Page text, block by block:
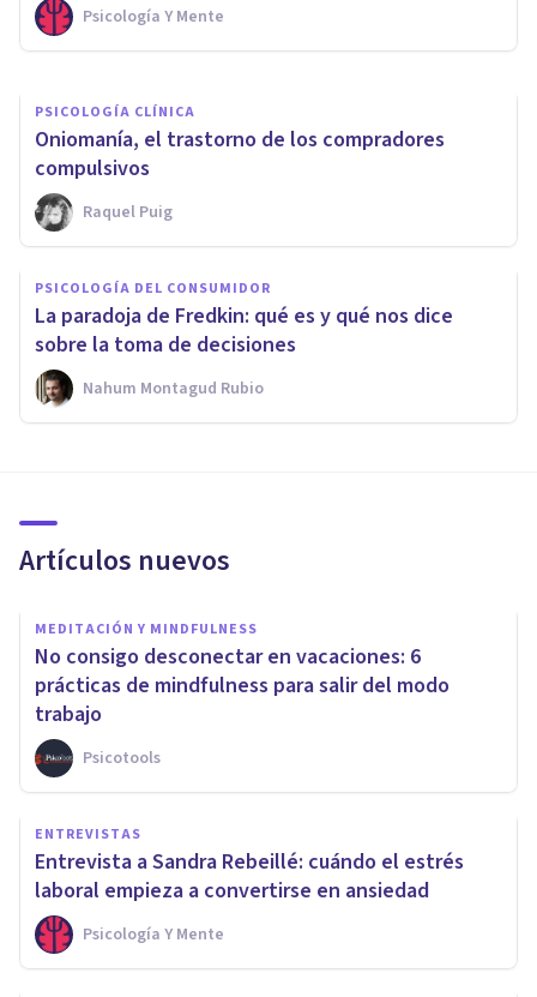
Psicología Y Mente
Arturo Torres
PSICOLOGÍA CLÍNICA
Oniomanía, el trastorno de los compradores
compulsivos
Raquel Puig
PSICOLOGÍA DEL CONSUMIDOR
La paradoja de Fredkin: qué es y qué nos dice
sobre la toma de decisiones
Nahum Montagud Rubio
Artículos nuevos
MEDITACIÓN Y MINDFULNESS
No consigo desconectar en vacaciones: 6
prácticas de mindfulness para salir del modo
trabajo
Psicotools
ENTREVISTAS
Entrevista a Sandra Rebeillé: cuándo el estrés
laboral empieza a convertirse en ansiedad
Psicología Y Mente